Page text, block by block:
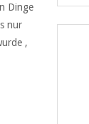
Dinge
nur
,